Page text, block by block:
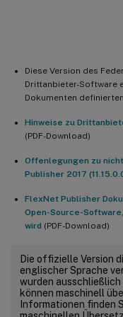
Diese Version des
Drittanbieter-Software
Dokumenten
Hinweise zu
(PDF-Download)
Offenlegungen zu
Publisher 2017
FlexNet Publisher
Open-Source-
wird (PDF-Download)
Die offizielle Version
englischer Sprache
wurden
können maschinell
Informationen finden